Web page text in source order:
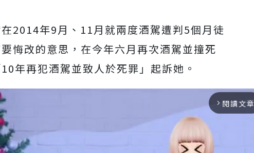
2014年9月、 11月就兩度酒駕遭判5個月徒
悔改的意思，在今年六月再次酒駕並撞死
10年再犯酒駕並致人於死罪」起訴她。
arrow_forward_ios 閱讀文章